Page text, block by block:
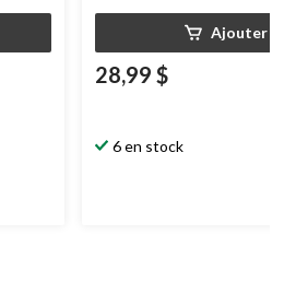
Ajouter
28,99 $
6 en stock